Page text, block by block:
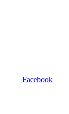
Facebook